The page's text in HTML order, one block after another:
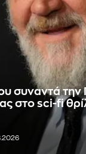
συναντά την
στο sci-fi